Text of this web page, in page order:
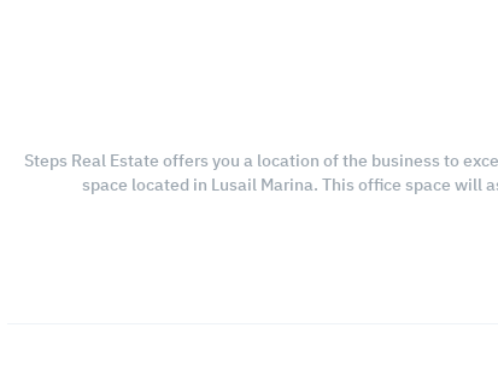
Steps Real Estate offers you a location of the business to
space located in Lusail Marina. This office space